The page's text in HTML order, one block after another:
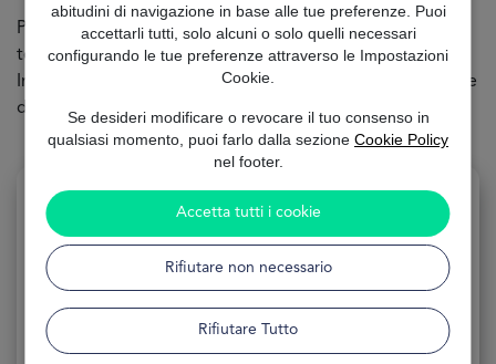
abitudini di navigazione in base alle tue preferenze. Puoi
accettarli tutti, solo alcuni o solo quelli necessari
configurando le tue preferenze attraverso le Impostazioni
Cookie.
Se desideri modificare o revocare il tuo consenso in
qualsiasi momento, puoi farlo dalla sezione Cookie Policy
nel footer.
Accetta tutti i cookie
Rifiutare non necessario
Rifiutare Tutto
Per trovare il suo nuovo finanziamento senza perdere
tempo,l'opzione migliore è utilizzare il servizio offerto
In pochi clic potrà usufruire di un'ampia gamma di offerte
di
finanziamento
Prestito 15.000€
APPLICAZIONE Online